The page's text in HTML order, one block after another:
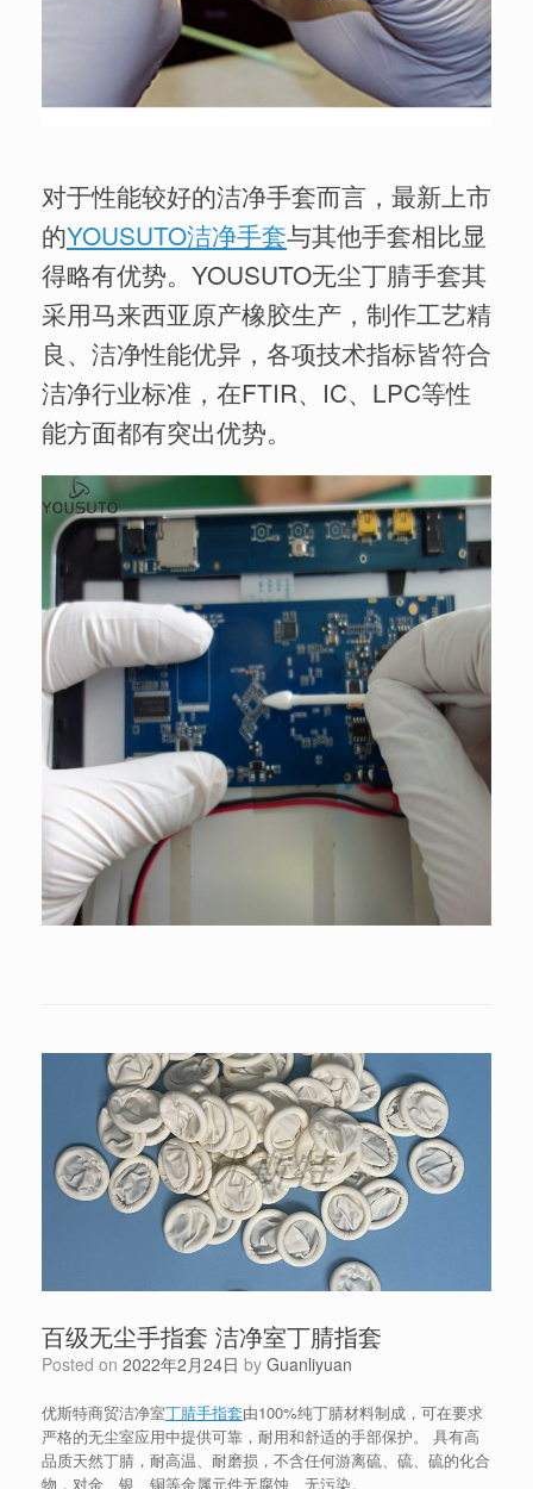
对于性能较好的洁净手套而言，最新上市
的YOUSUTO洁净手套与其他手套相比显
得略有优势。YOUSUTO无尘丁腈手套其
采用马来西亚原产橡胶生产，制作工艺精
良、洁净性能优异，各项技术指标皆符合
洁净行业标准，在FTIR、IC、LPC等性
能方面都有突出优势。
百级无尘手指套 洁净室丁腈指套
Posted on 2022年2月24日 by Guanliyuan
优斯特商贸洁净室丁腈手指套由100%纯丁腈材料制成，可在要求
严格的无尘室应用中提供可靠，耐用和舒适的手部保护。 具有高
品质天然丁腈，耐高温、耐磨损，不含任何游离硫、硫、硫的化合
物，对金、银、铜等金属元件无腐蚀、无污染。